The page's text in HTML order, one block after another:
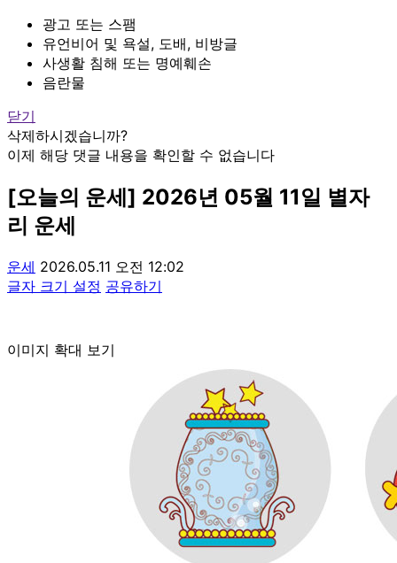
광고 또는 스팸
유언비어 및 욕설, 도배, 비방글
사생활 침해 또는 명예훼손
음란물
닫기
삭제하시겠습니까?
이제 해당 댓글 내용을 확인할 수 없습니다
[오늘의 운세] 2026년 05월 11일 별자
리 운세
운세 2026.05.11 오전 12:02
글자 크기 설정 공유하기
이미지 확대 보기